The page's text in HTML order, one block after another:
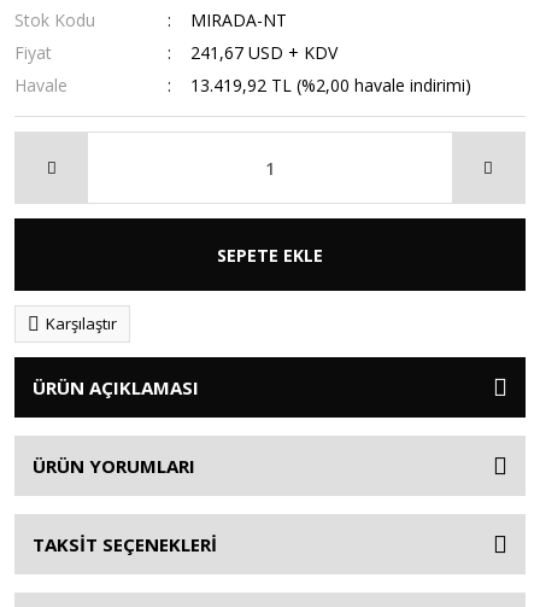
Stok Kodu
MIRADA-NT
Fiyat
241,67 USD + KDV
Havale
13.419,92 TL (%2,00 havale indirimi)
SEPETE EKLE
Karşılaştır
ÜRÜN AÇIKLAMASI
ÜRÜN YORUMLARI
TAKSİT SEÇENEKLERİ